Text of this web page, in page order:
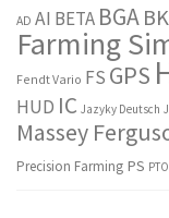
AD AI BETA BGA
Farming
Fendt Vario FS GPS
HUD IC Jazyky Deutsch
Massey
Precision Farming PS PTO